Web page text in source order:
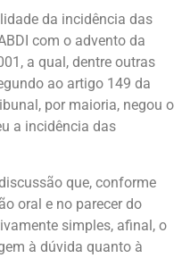
da incidência das
com o advento da
a qual, dentre outras
ao artigo 149 da
por maioria, negou o
a incidência das
que, conforme
oral e no parecer do
simples, afinal, o
à dúvida quanto à